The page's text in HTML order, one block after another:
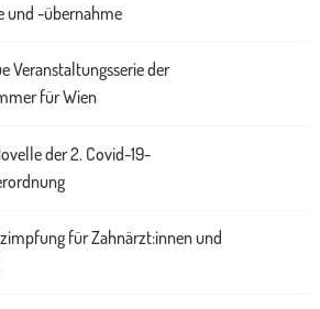
und -übernahme
Veranstaltungsserie der
für Wien
der 2. Covid-19-
für Zahnärzt:innen und